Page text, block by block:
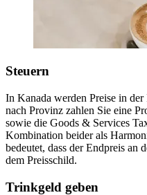
Steuern
In Kanada werden Preise in der
nach Provinz zahlen Sie eine
sowie die Goods & Services
Kombination beider als
bedeutet, dass der Endpreis an
dem Preisschild.
Trinkgeld geben